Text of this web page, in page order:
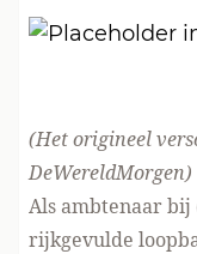
(Het origineel
DeWereldMorgen)
Als ambtenaar bij
rijkgevulde